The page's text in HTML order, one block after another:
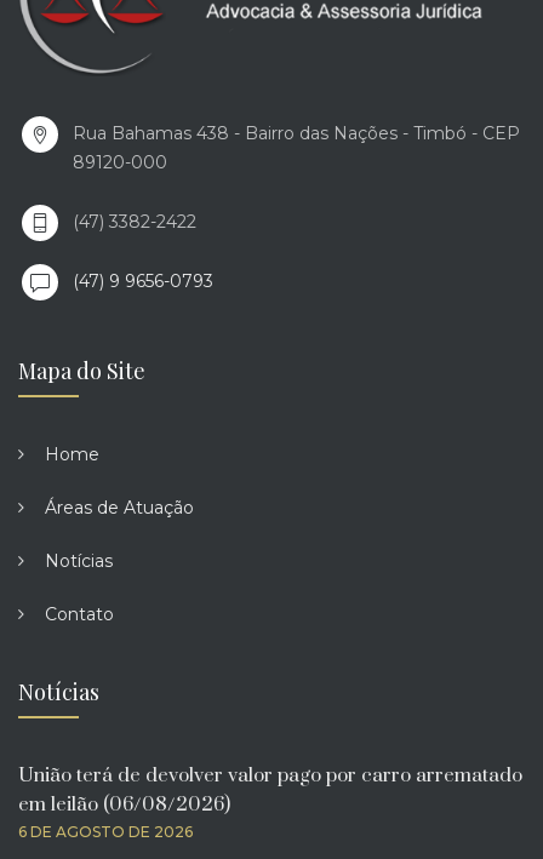
Rua Bahamas 438 - Bairro das Nações - Timbó - CEP
89120-000
(47) 3382-2422
(47) 9 9656-0793
Mapa do Site
Home
Áreas de Atuação
Notícias
Contato
Notícias
União terá de devolver valor pago por carro arrematado
em leilão (06/08/2026)
6 DE AGOSTO DE 2026